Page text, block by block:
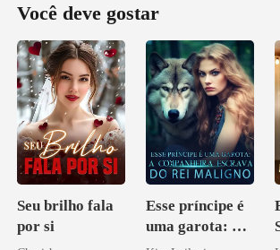
Você deve gostar
Seu brilho fala
por si
Esse príncipe é
uma garota: A